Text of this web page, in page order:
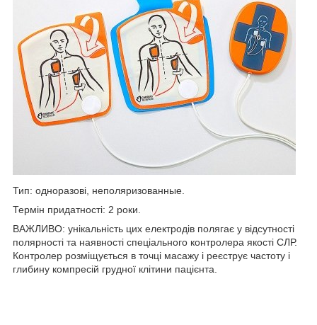
Тип: одноразові, неполяризованные.
Термін придатності: 2 роки.
ВАЖЛИВО: унікальність цих електродів полягає у відсутності
полярності та наявності спеціального контролера якості СЛР.
Контролер розміщується в точці масажу і реєструє частоту і
глибину компресій грудної клітини пацієнта.